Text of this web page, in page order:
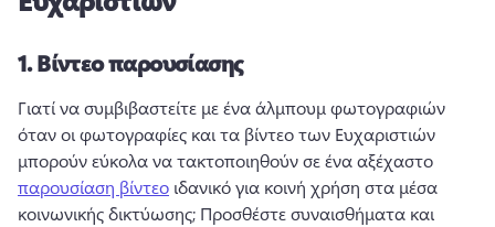
1.Βίντεο παρουσίασης
Γιατί να συμβιβαστείτε με ένα άλμπουμ φωτογραφιών
όταν οι φωτογραφίες και τα βίντεο των Ευχαριστιών
μπορούν εύκολα να τακτοποιηθούν σε ένα αξέχαστο
παρουσίαση βίντεο ιδανικό για κοινή χρήση στα μέσα
κοινωνικής δικτύωσης; Προσθέστε συναισθήματα και